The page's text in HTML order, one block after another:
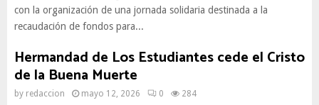
con la organización de una jornada solidaria destinada a la
recaudación de fondos para...
Hermandad de Los Estudiantes cede el Cristo
de la Buena Muerte
by redaccion mayo 12, 2026 0 284